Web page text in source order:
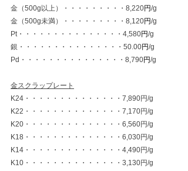
金（500g以上）・・・・・・・・・8,220円/g
金（500g未満）・・・・・・・・・8,120円/g
Pt・・・・・・・・・・・・・・・4,580円/g
銀・・・・・・・・・・・・・・・50.00円/g
Pd・・・・・・・・・・・・・・・8,790円/g
金スクラップレート
K24・・・・・・・・・・・・・・7,890円/g
K22・・・・・・・・・・・・・・7,170円/g
K20・・・・・・・・・・・・・・6,560円/g
K18・・・・・・・・・・・・・・6,030円/g
K14・・・・・・・・・・・・・・4,490円/g
K10・・・・・・・・・・・・・・3,130円/g